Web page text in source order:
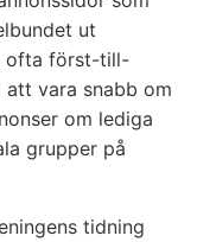
ut
ofta först-till-
vara snabb om
om lediga
grupper på
tidning